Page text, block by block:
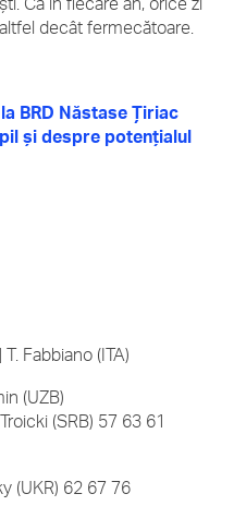
decât fermecătoare.
BRD Năstase Țiriac
și despre potențialul
Fabbiano (ITA)
(UZB)
(SRB) 57 63 61
(UKR) 62 67 76